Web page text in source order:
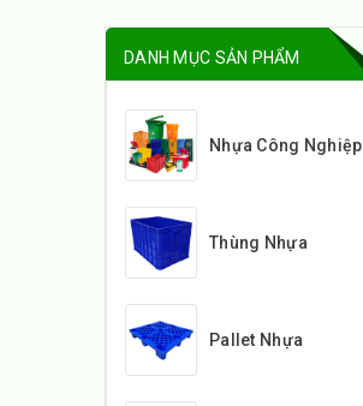
DANH MỤC SẢN PHẨM
Nhựa Công Nghiệp
Thùng Nhựa
Pallet Nhựa